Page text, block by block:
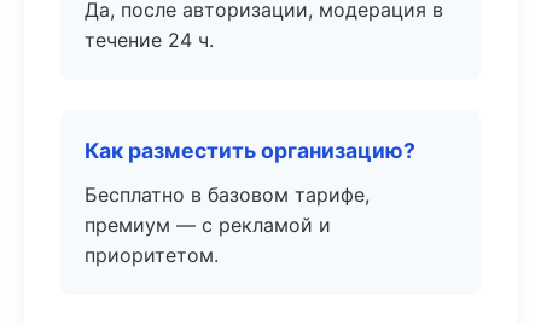
Да, после авторизации, модерация в
течение 24 ч.
Как разместить организацию?
Бесплатно в базовом тарифе,
премиум — с рекламой и
приоритетом.